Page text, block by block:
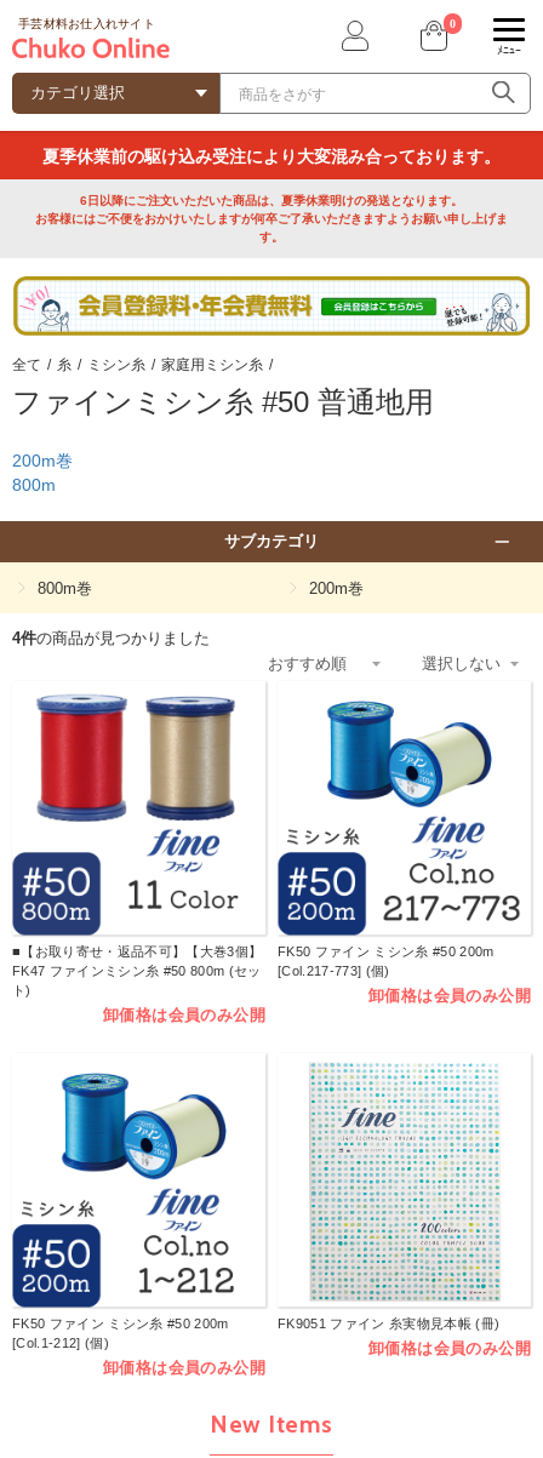
手芸材料お仕入れサイト 0
ﾒﾆｭｰ
夏季休業前の駆け込み受注により大変混み合っております。
6日以降にご注文いただいた商品は、夏季休業明けの発送となります。
お客様にはご不便をおかけいたしますが何卒ご了承いただきますようお願い申し上げま
す。
全て / 糸 / ミシン糸 / 家庭用ミシン糸 /
ファインミシン糸 #50 普通地用
200m巻
800m
サブカテゴリ
800m巻 200m巻
4件の商品が見つかりました
■【お取り寄せ・返品不可】【大巻3個】
FK47 ファインミシン糸 #50 800m (セッ
ト)
卸価格は会員のみ公開
FK50 ファイン ミシン糸 #50 200m
[Col.217-773] (個)
卸価格は会員のみ公開
FK50 ファイン ミシン糸 #50 200m
[Col.1-212] (個)
卸価格は会員のみ公開
FK9051 ファイン 糸実物見本帳 (冊)
卸価格は会員のみ公開
New Items